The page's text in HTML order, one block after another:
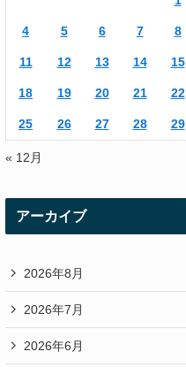
4 5 6 7 8
11 12 13 14 15
18 19 20 21 22
25 26 27 28 29
« 12月
アーカイブ
2026年8月
2026年7月
2026年6月